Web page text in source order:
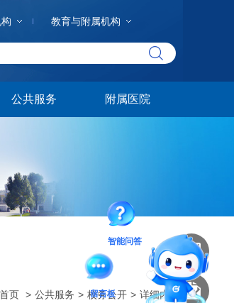
教育与附属机构
公共服务 附属医院
首页 > 公共服务 > 校务公开 > 详细内容
智能问答
留言板